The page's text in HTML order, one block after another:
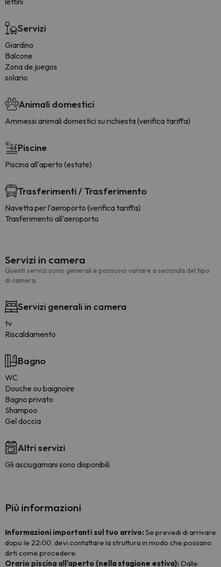
Servizi
Giardino
Balcone
Zona de juegos
solario
Animali domestici
Ammessi animali domestici su richiesta (verifica tariffa)
Piscine
Piscina all'aperto (estate)
Trasferimenti / Trasferimento
Navetta per l'aeroporto (verifica tariffa)
Trasferimento all'aeroporto
Servizi in camera
Questi servizi sono generali e possono variare a seconda del tipo
di camera.
Servizi generali in camera
tv
Riscaldamento
Bagno
WC
Douche ou baignoire
Bagno privato
Shampoo
Gel doccia
Altri servizi
Gli asciugamani sono disponibili
Più informazioni
Informazioni importanti sul tuo arrivo:Se prevedi di arrivare
dopo le 22:00, devi contattare la struttura in modo che possano
dirti come procedere.
Orario piscina all'aperto (nella stagione estiva): Dalle